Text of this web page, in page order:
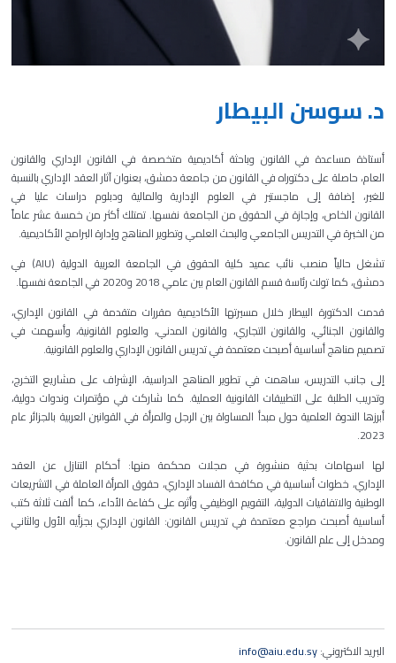
د. سوسن البيطار
أستاذة مساعدة في القانون وباحثة أكاديمية متخصصة في القانون الإداري والقانون
العام، حاصلة على دكتوراه في القانون من جامعة دمشق، بعنوان آثار العقد الإداري بالنسبة
للغير، إضافة إلى ماجستير في العلوم الإدارية والمالية ودبلوم دراسات عليا في
القانون الخاص، وإجازة في الحقوق من الجامعة نفسها. تمتلك أكثر من خمسة عشر عاماً
من الخبرة في التدريس الجامعي والبحث العلمي وتطوير المناهج وإدارة البرامج الأكاديمية.
تشغل حالياً منصب نائب عميد كلية الحقوق في الجامعة العربية الدولية (AIU) في
دمشق، كما تولت رئاسة قسم القانون العام بين عامي 2018 و2020 في الجامعة نفسها.
قدمت الدكتورة البيطار خلال مسيرتها الأكاديمية مقررات متقدمة في القانون الإداري،
والقانون الجنائي، والقانون التجاري، والقانون المدني، والعلوم القانونية، وأسهمت في
تصميم مناهج أساسية أصبحت معتمدة في تدريس القانون الإداري والعلوم القانونية.
إلى جانب التدريس، ساهمت في تطوير المناهج الدراسية، الإشراف على مشاريع التخرج،
وتدريب الطلبة على التطبيقات القانونية العملية. كما شاركت في مؤتمرات وندوات دولية،
أبرزها الندوة العلمية حول مبدأ المساواة بين الرجل والمرأة في القوانين العربية بالجزائر عام
2023.
لها اسهامات بحثية منشورة في مجلات محكمة منها: أحكام التنازل عن العقد
الإداري، خطوات أساسية في مكافحة الفساد الإداري، حقوق المرأة العاملة في التشريعات
الوطنية والاتفاقيات الدولية، التقويم الوظيفي وأثره على كفاءة الأداء، كما ألفت ثلاثة كتب
أساسية أصبحت مراجع معتمدة في تدريس القانون: القانون الإداري بجزأيه الأول والثاني
ومدخل إلى علم القانون.
البريد الاكتروني:info@aiu.edu.sy